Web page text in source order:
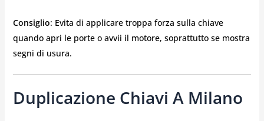
Consiglio: Evita di applicare troppa forza sulla chiave
quando apri le porte o avvii il motore, soprattutto se mostra
segni di usura.
Duplicazione Chiavi A Milano